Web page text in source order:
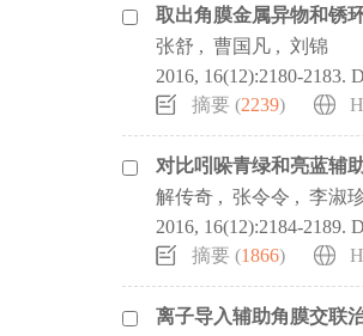
取出角膜金属异物和锈
张舒 , 曹国凡 , 刘锦
2016, 16(12):2180-2183.
摘要 (2239)
对比吲哚青绿和亮蓝辅
解传奇 , 张令令 , 李淑
2016, 16(12):2184-2189.
摘要 (1866)
离子导入辅助角膜交联